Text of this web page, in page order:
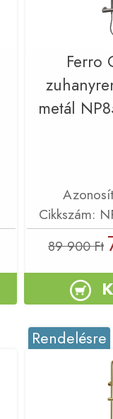
Ferro
metál
Cikkszám:
89 900 Ft
Rendelésre